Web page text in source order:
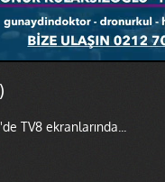
TV8 ekranlarında...